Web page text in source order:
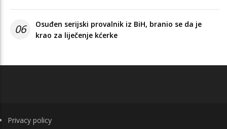
06
Osuđen serijski provalnik iz BiH, branio se da je
krao za liječenje kćerke
FOOTER
Privacy policy